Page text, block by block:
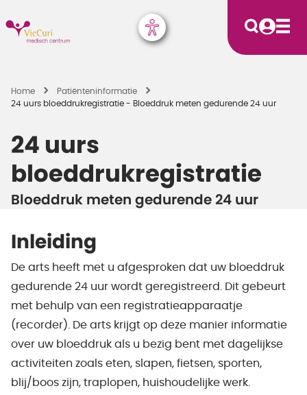
Home
Patiënten­informatie
24 uurs bloeddrukregistratie - Bloeddruk meten gedurende 24 uur
24 uurs
bloeddrukregistratie
Bloeddruk meten gedurende 24 uur
Inleiding
De arts heeft met u afgesproken dat uw bloeddruk
gedurende 24 uur wordt geregistreerd. Dit gebeurt
met behulp van een registratieapparaatje
(recorder). De arts krijgt op deze manier informatie
over uw bloeddruk als u bezig bent met dagelijkse
activiteiten zoals eten, slapen, fietsen, sporten,
blij/boos zijn, traplopen, huishoudelijke werk.